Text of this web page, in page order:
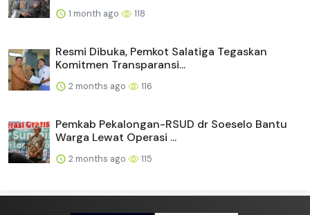
1 month ago 118
Resmi Dibuka, Pemkot Salatiga Tegaskan
Komitmen Transparansi...
2 months ago 116
Pemkab Pekalongan-RSUD dr Soeselo Bantu
Warga Lewat Operasi ...
2 months ago 115